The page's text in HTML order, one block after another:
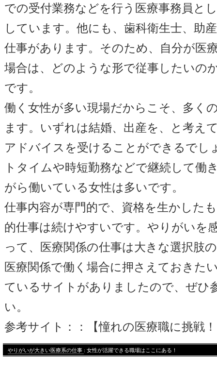
での受付業務などを行う医療事務員と
しています。他にも、歯科衛生士、助
仕事があります。そのため、自分が医
場合は、どのような形で従事したいの
です。
働く女性が多い現場だからこそ、多く
ます。いずれは結婚、出産を、と考え
アドバイスを受けることができるでし
トタイムや時短勤務などで継続して働
がら働いている女性は多いです。
仕事内容が専門的で、資格を生かした
的仕事は続けやすいです。やりがいを
って、医療関係の仕事は大きな選択肢
医療関係で働く場合に押さえておきた
ているサイトがありましたので、ぜひ
い。
参考サイト：：【憧れの医療職に挑戦！
やりがいが大きい医療系の仕事 : 女性が活躍できる職場はここにある！